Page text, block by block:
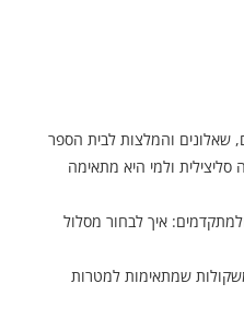
שאלונים והמלצות לבית הספר
ולמי היא מתאימה
איך לבחור מסלול
שמתאימות למטרות